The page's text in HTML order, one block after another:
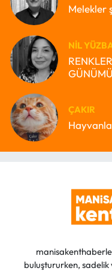
Melekler
NIL
ÇAKIR
buluştururken,